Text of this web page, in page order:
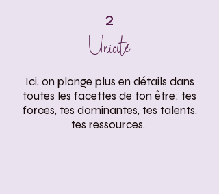
2
Unicité
Ici, on plonge plus en détails dans
toutes les facettes de ton être: tes
forces, tes dominantes, tes talents,
tes ressources.